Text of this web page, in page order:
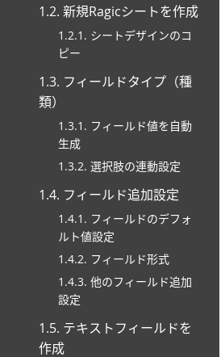
1.2. 新規Ragicシートを作成
1.2.1. シートデザインのコ
ピー
1.3. フィールドタイプ（種
類）
1.3.1. フィールド値を自動
生成
1.3.2. 選択肢の連動設定
1.4. フィールド追加設定
1.4.1. フィールドのデフォ
ルト値設定
1.4.2. フィールド形式
1.4.3. 他のフィールド追加
設定
1.5. テキストフィールドを
作成